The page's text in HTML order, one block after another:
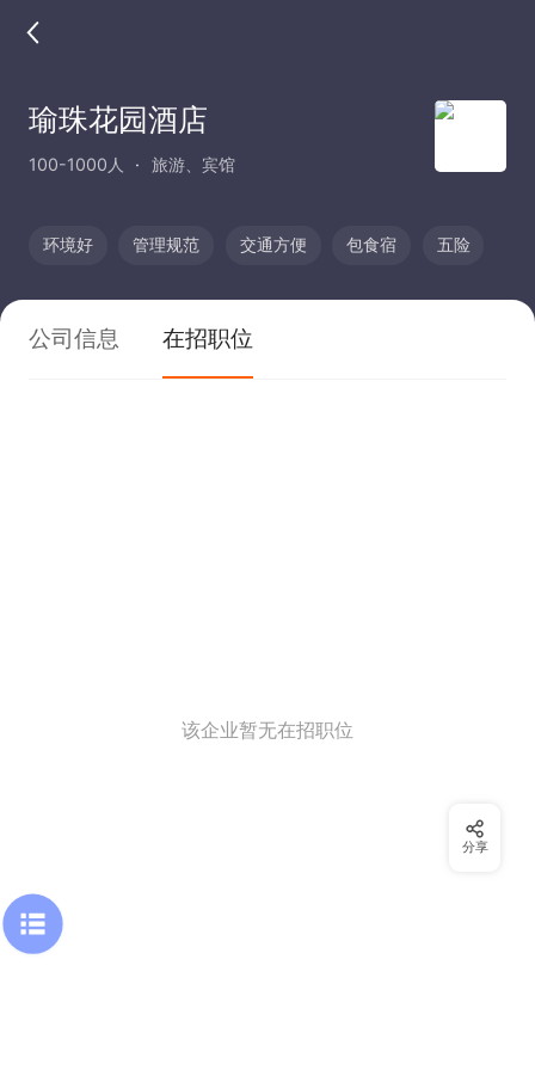
瑜珠花园酒店
100-1000人 旅游、宾馆
环境好 管理规范 交通方便 包食宿 五险
公司信息 在招职位
该企业暂无在招职位
分享